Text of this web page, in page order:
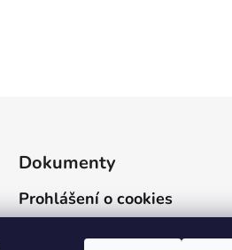
Dokumenty
Prohlášení o cookies